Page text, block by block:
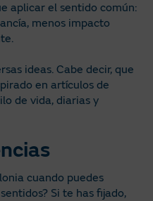
aplicar el sentido común:
menos impacto
ideas. Cabe decir, que
en artículos de
de vida, diarias y
cuando puedes
Si te has fijado,